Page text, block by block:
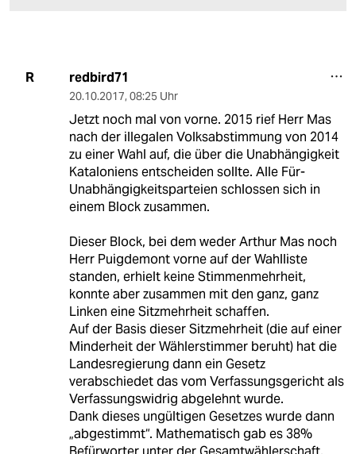
R redbird71
20.10.2017, 08:25 Uhr
Jetzt noch mal von vorne. 2015 rief Herr Mas
nach der illegalen Volksabstimmung von 2014
zu einer Wahl auf, die über die Unabhängigkeit
Kataloniens entscheiden sollte. Alle Für-
Unabhängigkeitsparteien schlossen sich in
einem Block zusammen.
Dieser Block, bei dem weder Arthur Mas noch
Herr Puigdemont vorne auf der Wahlliste
standen, erhielt keine Stimmenmehrheit,
konnte aber zusammen mit den ganz, ganz
Linken eine Sitzmehrheit schaffen.
Auf der Basis dieser Sitzmehrheit (die auf einer
Minderheit der Wählerstimmer beruht) hat die
Landesregierung dann ein Gesetz
verabschiedet das vom Verfassungsgericht als
Verfassungswidrig abgelehnt wurde.
Dank dieses ungültigen Gesetzes wurde dann
„abgestimmt“. Mathematisch gab es 38%